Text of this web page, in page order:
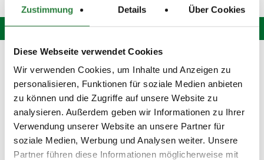
Zustimmung Details Über Cookies
Diese Webseite verwendet Cookies
Wir verwenden Cookies, um Inhalte und Anzeigen zu
personalisieren, Funktionen für soziale Medien anbieten
zu können und die Zugriffe auf unsere Website zu
analysieren. Außerdem geben wir Informationen zu Ihrer
Verwendung unserer Website an unsere Partner für
soziale Medien, Werbung und Analysen weiter. Unsere
Partner führen diese Informationen möglicherweise mit
Hotline: 0 900 / 18 12 345
(Festnetzpreis: 0,69 Euro / Min.)*
Mo. bis Fr. von 9:00 bis 20:00 Uhr
Sa. von 9:00 bis 15:00 Uhr
oder senden Sie uns eineE-Mail
Fragen und Antworten
Unsere Onlinehilfe bietet IhnenAntworten zu den häufigsten